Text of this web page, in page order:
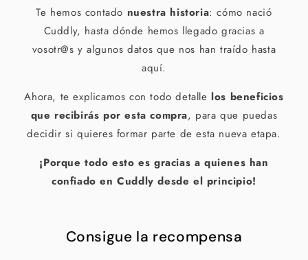
Te hemos contado nuestra historia: cómo nació
Cuddly, hasta dónde hemos llegado gracias a
vosotr@s y algunos datos que nos han traído hasta
aquí.
Ahora, te explicamos con todo detalle los beneficios
que recibirás por esta compra, para que puedas
decidir si quieres formar parte de esta nueva etapa.
¡Porque todo esto es gracias a quienes han
confiado en Cuddly desde el principio!
Consigue la recompensa